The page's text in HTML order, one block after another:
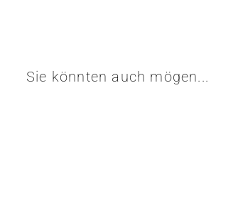
Sie könnten auch mögen...